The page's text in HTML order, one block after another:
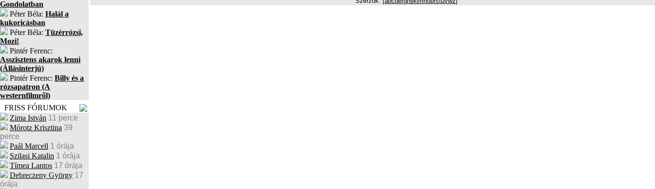
Gondolatban
Péter Béla: Halál a
kukoricásban
Péter Béla: Tüzérrózsi,
Mozi!
Pintér Ferenc:
Asszisztens akarok lenni
(Állásinterjú)
Pintér Ferenc: Billy és a
rózsapatron (A
westernfilmről)
FRISS FÓRUMOK
Zima István 11 perce
Mórotz Krisztina 39
perce
Paál Marcell 1 órája
Szilasi Katalin 1 órája
Tímea Lantos 17 órája
Debreczeny György 17
órája